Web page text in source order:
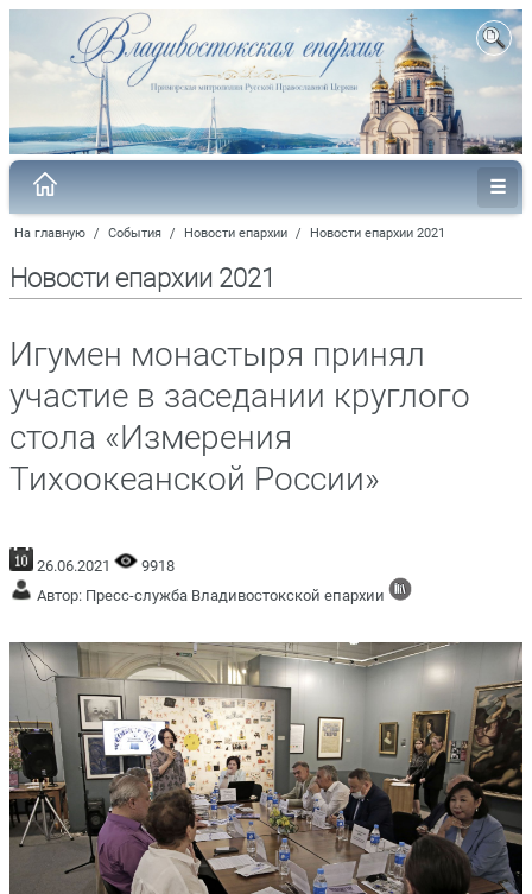
На главную / События / Новости епархии / Новости епархии 2021
Новости епархии 2021
Игумен монастыря принял
участие в заседании круглого
стола «Измерения
Тихоокеанской России»
26.06.2021
9918
Автор: Пресс-служба Владивостокской епархии